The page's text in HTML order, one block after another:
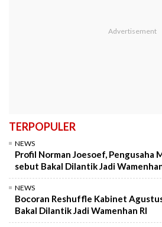
TERPOPULER
NEWS
Profil Norman Joesoef, Pengusaha
sebut Bakal Dilantik Jadi
NEWS
Bocoran Reshuffle Kabinet
Bakal Dilantik Jadi Wamenhan RI